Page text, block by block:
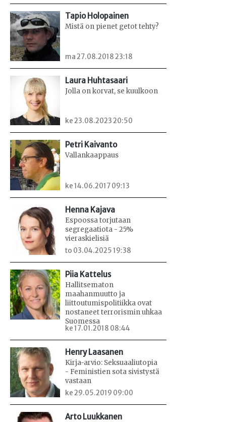
Tapio Holopainen
Mistä on pienet getot tehty?
ma 27.08.2018 23:18
Laura Huhtasaari
Jolla on korvat, se kuulkoon
ke 23.08.2023 20:50
Petri Kaivanto
Vallankaappaus
ke 14.06.2017 09:13
Henna Kajava
Espoossa torjutaan
segregaatiota - 25%
vieraskielisiä
to 03.04.2025 19:38
Piia Kattelus
Hallitsematon
maahanmuutto ja
liittoutumispolitiikka ovat
nostaneet terrorismin uhkaa
Suomessa
ke 17.01.2018 08:44
Henry Laasanen
Kirja-arvio: Seksuaaliutopia
- Feministien sota sivistystä
vastaan
ke 29.05.2019 09:00
Arto Luukkanen